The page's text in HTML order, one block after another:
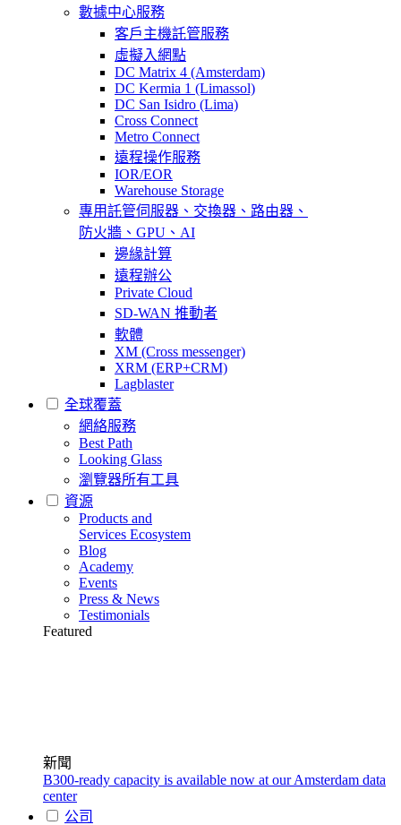
數據中心服務
客戶主機託管服務
虛擬入網點
DC Matrix 4 (Amsterdam)
DC Kermia 1 (Limassol)
DC San Isidro (Lima)
Cross Connect
Metro Connect
遠程操作服務
IOR/EOR
Warehouse Storage
專用託管伺服器、交換器、路由器、
防火牆、GPU、AI
邊緣計算
遠程辦公
Private Cloud
SD-WAN 推動者
軟體
XM (Cross messenger)
XRM (ERP+CRM)
Lagblaster
全球覆蓋
網絡服務
Best Path
Looking Glass
瀏覽器所有工具
資源
Products and
Services Ecosystem
Blog
Academy
Events
Press & News
Testimonials
Featured
新聞
B300-ready capacity is available now at our Amsterdam data
center
公司